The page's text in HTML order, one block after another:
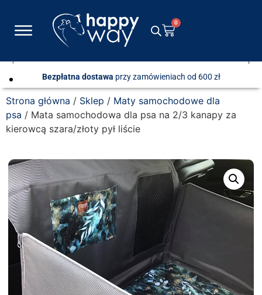
0
Bezpłatna dostawa przy zamówieniach od 600 zł
Strona główna / Sklep / Maty samochodowe dla
psa / Mata samochodowa dla psa na 2/3 kanapy za
kierowcą szara/złoty pył liście